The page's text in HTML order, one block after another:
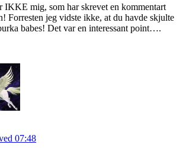
IKKE mig, som har skrevet en kommentart
Forresten jeg vidste ikke, at du havde skjulte
babes! Det var en interessant point….
07:48